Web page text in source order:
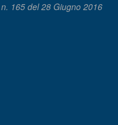
165 del 28 Giugno 2016